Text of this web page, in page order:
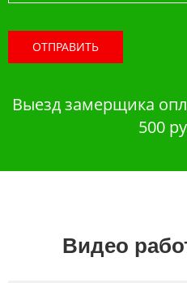
ОТПРАВИТЬ
Выезд замерщика
500
Видео